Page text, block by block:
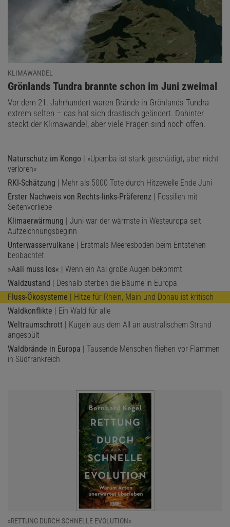
KLIMAWANDEL
:
Grönlands Tundra brannte schon im Juni zweimal
Vor dem 21. Jahrhundert waren Brände in Grönlands Tundra
extrem selten – das hat sich drastisch geändert. Dahinter
steckt der Klimawandel, aber viele Fragen sind noch offen.
Naturschutz im Kongo | »Upemba ist stark geschädigt, aber nicht
verloren«
RKI-Schätzung | Mehr als 5000 Tote durch Hitzewelle Ende Juni
Erster Nachweis von Rechts-links-Präferenz | Fossilien mit
Seitenvorliebe
Klimaerwärmung | Juni war der wärmste in Westeuropa seit
Aufzeichnungsbeginn
Unterwasservulkane | Erstmals Meeresboden beim Entstehen
beobachtet
»Aali muss los« | Wenn ein Aal große Augen bekommt
Waldzustand | Deshalb sterben die Bäume in Europa
Fluss-Ökosysteme | Hitze für Rhein, Main und Donau ist kritisch
Waldkonflikte | Ein Wald für alle
Weltraumschrott | Kugeln aus dem All an australischem Strand
angespült
Waldbrände in Europa | Tausende Menschen fliehen vor Flammen
in Südfrankreich
»RETTUNG DURCH SCHNELLE EVOLUTION«